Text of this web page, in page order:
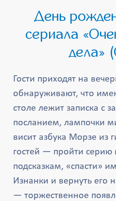
День
сериала
дела»
Гости приходят на
обнаруживают, что
столе лежит записка с
посланием, лампочки
висит азбука Морзе из
гостей — пройти серию
подсказкам, «спасти»
Изнанки и вернуть его
— торжественное